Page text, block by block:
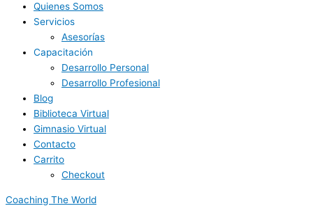
Quienes Somos
Servicios
Asesorías
Capacitación
Desarrollo Personal
Desarrollo Profesional
Blog
Biblioteca Virtual
Gimnasio Virtual
Contacto
Carrito
Checkout
Coaching The World